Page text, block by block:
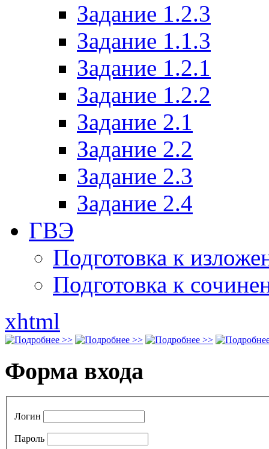
Задание 1.2.3
Задание 1.1.3
Задание 1.2.1
Задание 1.2.2
Задание 2.1
Задание 2.2
Задание 2.3
Задание 2.4
ГВЭ
Подготовка к
Подготовка к
xhtml
Форма входа
Логин
Пароль